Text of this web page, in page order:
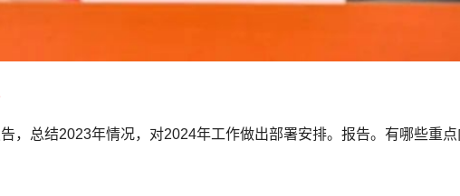
，总结2023年情况，对2024年工作做出部署安排。报告。有哪些重点